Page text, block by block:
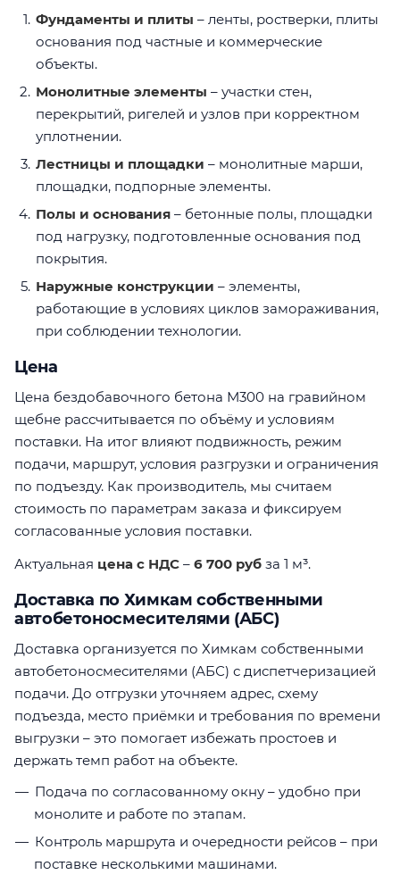
Фундаменты и плиты – ленты, ростверки, плиты
основания под частные и коммерческие
объекты.
Монолитные элементы – участки стен,
перекрытий, ригелей и узлов при корректном
уплотнении.
Лестницы и площадки – монолитные марши,
площадки, подпорные элементы.
Полы и основания – бетонные полы, площадки
под нагрузку, подготовленные основания под
покрытия.
Наружные конструкции – элементы,
работающие в условиях циклов замораживания,
при соблюдении технологии.
Цена
Цена бездобавочного бетона М300 на гравийном
щебне рассчитывается по объёму и условиям
поставки. На итог влияют подвижность, режим
подачи, маршрут, условия разгрузки и ограничения
по подъезду. Как производитель, мы считаем
стоимость по параметрам заказа и фиксируем
согласованные условия поставки.
Актуальная цена с НДС – 6 700 руб за 1 м³.
Доставка по Химкам собственными
автобетоносмесителями (АБС)
Доставка организуется по Химкам собственными
автобетоносмесителями (АБС) с диспетчеризацией
подачи. До отгрузки уточняем адрес, схему
подъезда, место приёмки и требования по времени
выгрузки – это помогает избежать простоев и
держать темп работ на объекте.
Подача по согласованному окну – удобно при
монолите и работе по этапам.
Контроль маршрута и очередности рейсов – при
поставке несколькими машинами.